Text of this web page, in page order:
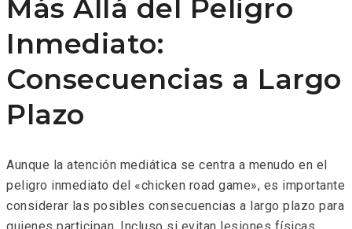
Más Allá del Peligro
Inmediato:
Consecuencias a Largo
Plazo
Aunque la atención mediática se centra a menudo en el
peligro inmediato del «chicken road game», es importante
considerar las posibles consecuencias a largo plazo para
quienes participan. Incluso si evitan lesiones físicas